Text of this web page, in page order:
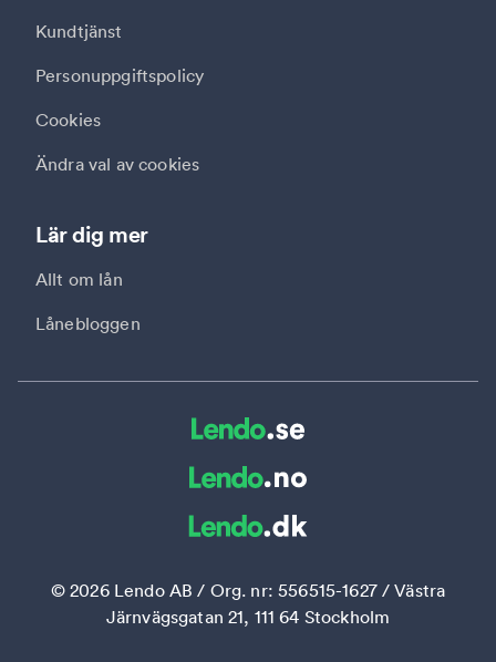
Lär dig mer
Allt om lån
Lånebloggen
Kundtjänst
Personuppgiftspolicy
Cookies
Ändra val av cookies
©2026Lendo AB / Org. nr: 556515-1627 / Västra
Järnvägsgatan 21, 111 64 Stockholm